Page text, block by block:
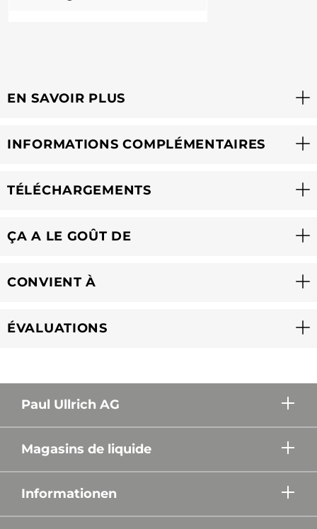
EN SAVOIR PLUS
INFORMATIONS COMPLÉMENTAIRES
TÉLÉCHARGEMENTS
ÇA A LE GOÛT DE
CONVIENT À
ÉVALUATIONS
Paul Ullrich AG
Magasins de liquide
Informationen